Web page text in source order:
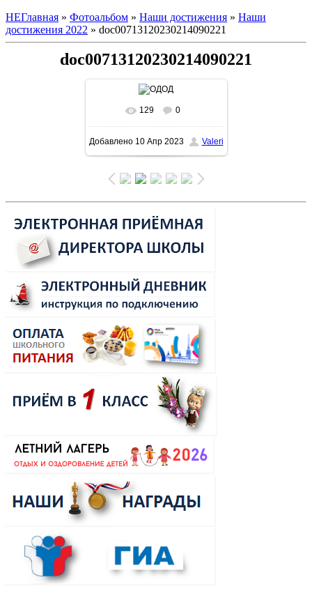
НЕГлавная » Фотоальбом » Наши достижения » Наши
достижения 2022 » doc00713120230214090221
doc00713120230214090221
В реальном размере
1131x1600/ 273.8Kb
129 0
Добавлено10 Апр 2023 Valeri